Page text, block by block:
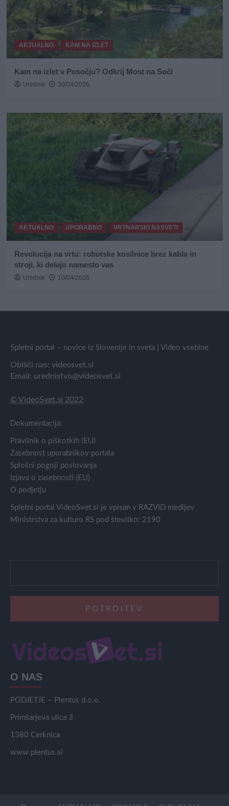
AKTUALNO KAM NA IZLET
Kam na izlet v Posočju? Odkrij Most na Soči
Urednik 30/04/2026
AKTUALNO UPORABNO VRTNARSKI NASVETI
Revolucija na vrtu: robotske kosilnice brez kabla in
stroji, ki delajo namesto vas
Urednik 10/04/2026
Spletni portal – novice iz Slovenije in sveta | Video vsebine
Obišči nas: videosvet.si
Email: urednistvo@videosvet.si
© VideoSvet.si 2022
Dokumentacija:
Pravilnik o piškotkih (EU)
Zasebnost uporabnikov portala
Splošni pogoji poslovanja
Izjava o zasebnosti (EU)
O podjetju
Spletni portal VideoSvet.si je vpisan v RAZVID medijev
Ministrstva za kulturo RS pod številko: 2190
O NAS
PODJETJE – Plentus d.o.o.
Primšarjeva ulica 3
1380 Cerknica
www.plentus.si